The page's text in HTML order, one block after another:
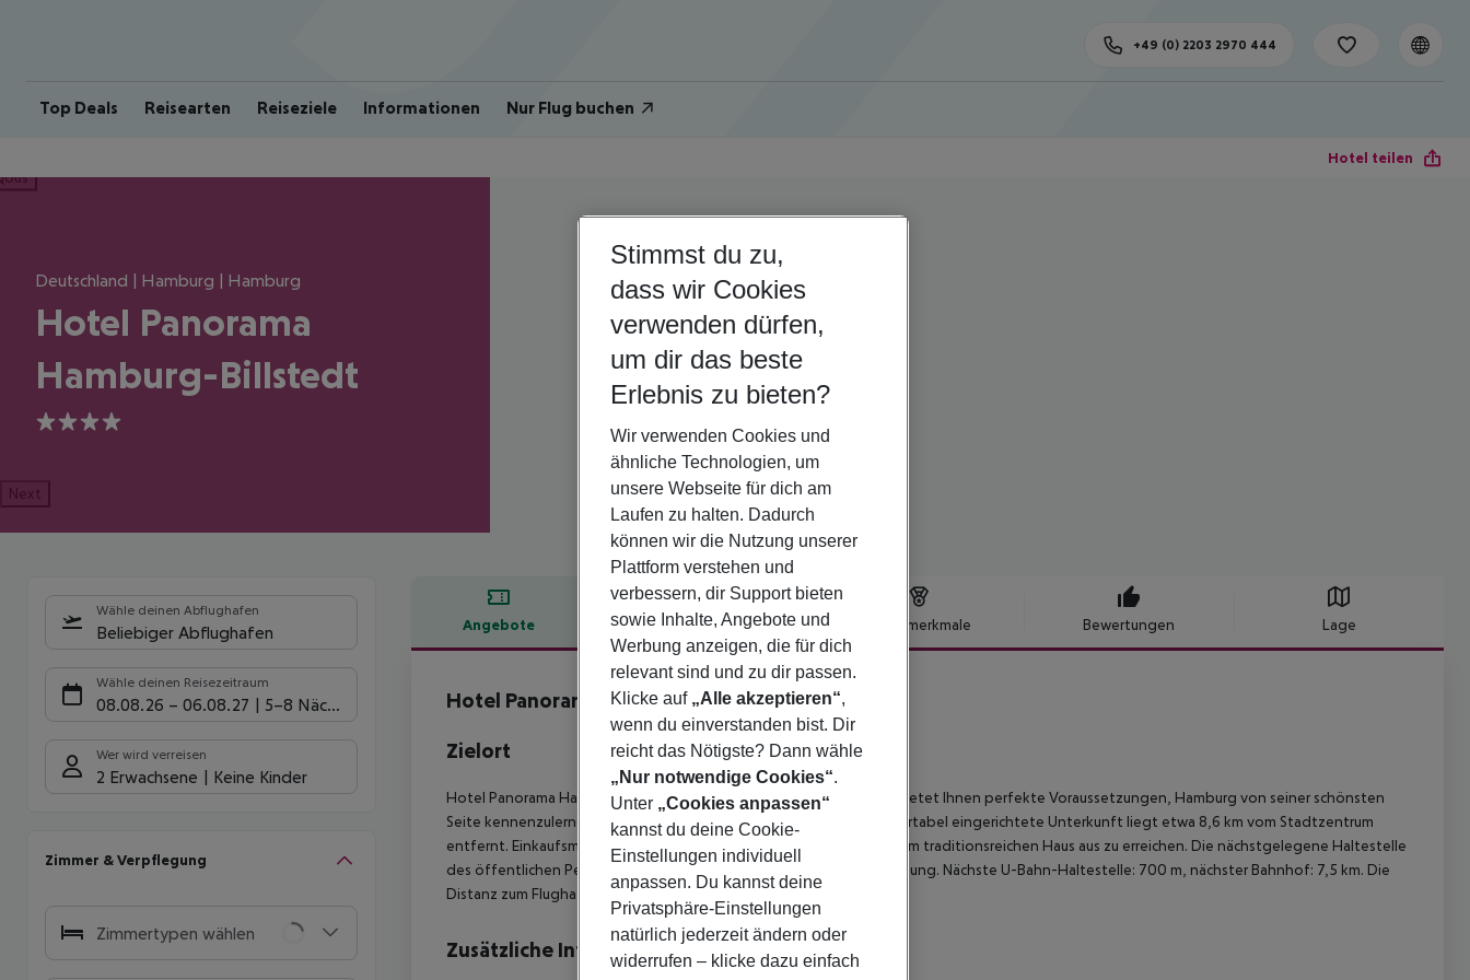
Top Deals Reisearten Reiseziele Informationen Nur Flug buchen
+49 (0) 2203 2970 444
Hotel teilen
Deutschland | Hamburg | Hamburg
Hotel Panorama
Hamburg-Billstedt
4
Next
Wähle deinen Abflughafen
Beliebiger Abflughafen
Wähle deinen Reisezeitraum
08.08.26 – 06.08.27 5-8 Nächte
Wer wird verreisen
2 Erwachsene Keine Kinder
Zimmer & Verpflegung
Zimmertypen wählen
Angebote Hotelbeschreibung Hotelmerkmale Bewertungen Lage
Hotelbeschreibung
Hotel Panorama Hamburg-Billstedt
4
Zielort
Hotel Panorama Hamburg Bilstedt, das Cityhotel der Mittelklasse, bietet Ihnen perfekte Voraussetzungen, Hamburg von seiner schönsten
Seite kennenzulernen. Die speziell für Städtereisende ideale, komfortabel eingerichtete Unterkunft liegt etwa 8,6 km vom Stadtzentrum
entfernt. Einkaufsmöglichkeiten sind schon nach ca. 150 m von diesem traditionsreichen Haus aus zu erreichen. Die nächstgelegene Haltestelle
des öffentlichen Personen-Nahverkehrs finden Sie in ca. 11 m Entfernung. Nächste U-Bahn-Haltestelle: 700 m, nächster Bahnhof: 7,5 km. Die
Distanz zum Flughafen Hamburg beträgt ca. 13,9 km.
Zusätzliche Informationen
Stimmst du zu,
dass wir Cookies
verwenden dürfen,
um dir das beste
Erlebnis zu bieten?
Wir verwenden Cookies und
ähnliche Technologien, um
unsere Webseite für dich am
Laufen zu halten. Dadurch
können wir die Nutzung unserer
Plattform verstehen und
verbessern, dir Support bieten
sowie Inhalte, Angebote und
Werbung anzeigen, die für dich
relevant sind und zu dir passen.
Klicke auf „Alle akzeptieren“,
wenn du einverstanden bist. Dir
reicht das Nötigste? Dann wähle
„Nur notwendige Cookies“.
Unter „Cookies anpassen“
kannst du deine Cookie-
Einstellungen individuell
anpassen. Du kannst deine
Privatsphäre-Einstellungen
natürlich jederzeit ändern oder
widerrufen – klicke dazu einfach